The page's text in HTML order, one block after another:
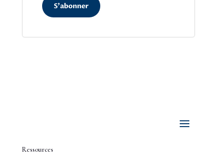
S'abonner
Ressources